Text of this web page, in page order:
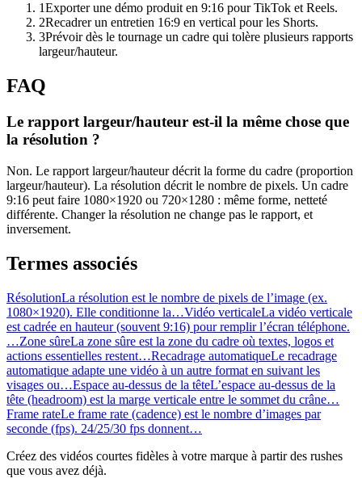
1Exporter une démo produit en 9:16 pour TikTok et Reels.
2Recadrer un entretien 16:9 en vertical pour les Shorts.
3Prévoir dès le tournage un cadre qui tolère plusieurs rapports
largeur/hauteur.
FAQ
Le rapport largeur/hauteur est-il la même chose que
la résolution ?
Non. Le rapport largeur/hauteur décrit la forme du cadre (proportion
largeur/hauteur). La résolution décrit le nombre de pixels. Un cadre
9:16 peut faire 1080×1920 ou 720×1280 : même forme, netteté
différente. Changer la résolution ne change pas le rapport, et
inversement.
Termes associés
RésolutionLa résolution est le nombre de pixels de l’image (ex.
1080×1920). Elle conditionne la…Vidéo verticaleLa vidéo verticale
est cadrée en hauteur (souvent 9:16) pour remplir l’écran téléphone.
…Zone sûreLa zone sûre est la zone du cadre où textes, logos et
actions essentielles restent…Recadrage automatiqueLe recadrage
automatique adapte une vidéo à un autre format en suivant les
visages ou…Espace au-dessus de la têteL’espace au-dessus de la
tête (headroom) est la marge verticale entre le sommet du crâne…
Frame rateLe frame rate (cadence) est le nombre d’images par
seconde (fps). 24/25/30 fps donnent…
Créez des vidéos courtes fidèles à votre marque à partir des rushes
que vous avez déjà.